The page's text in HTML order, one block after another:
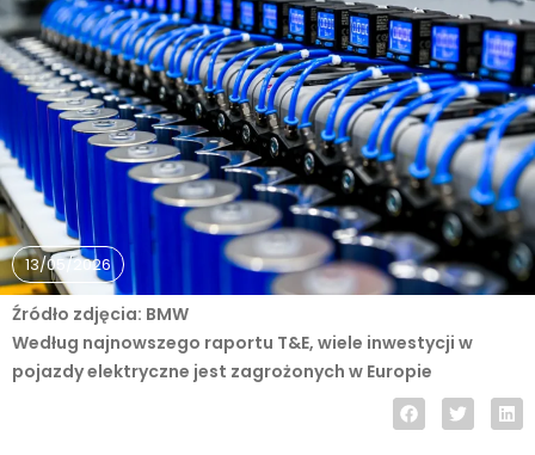
13/05/2026
Według najnowszego raportu T&E, wiele inwestycji w
pojazdy elektryczne jest zagrożonych w Europie
Źródło zdjęcia: BMW